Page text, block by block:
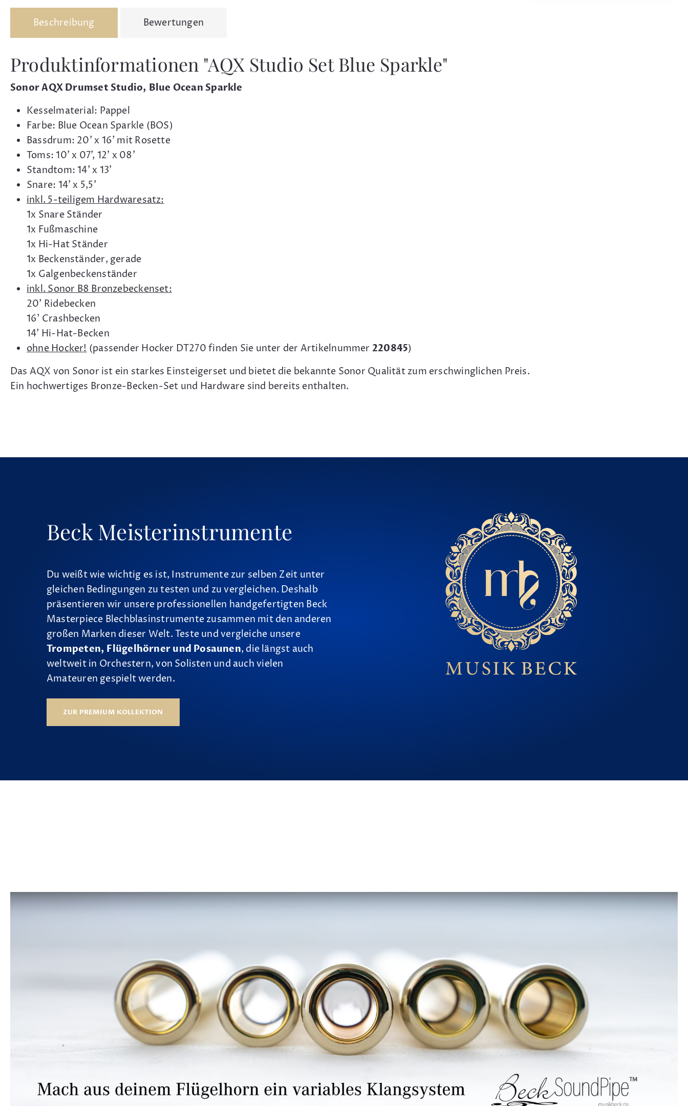
Beschreibung Bewertungen
Produktinformationen "AQX Studio Set Blue Sparkle"
Sonor AQX Drumset Studio, Blue Ocean Sparkle
Kesselmaterial: Pappel
Farbe: Blue Ocean Sparkle (BOS)
Bassdrum: 20' x 16' mit Rosette
Toms: 10' x 07', 12' x 08'
Standtom: 14' x 13'
Snare: 14' x 5,5'
inkl. 5-teiligem Hardwaresatz:
1x Snare Ständer
1x Fußmaschine
1x Hi-Hat Ständer
1x Beckenständer, gerade
1x Galgenbeckenständer
inkl. Sonor B8 Bronzebeckenset:
20' Ridebecken
16' Crashbecken
14' Hi-Hat-Becken
ohne Hocker!(passender Hocker DT270 finden Sie unter der Artikelnummer 220845)
Das AQX von Sonor ist ein starkes Einsteigerset und bietet die bekannte Sonor Qualität zum erschwinglichen Preis.
Ein hochwertiges Bronze-Becken-Set und Hardware sind bereits enthalten.
Beck Meisterinstrumente
Du weißt wie wichtig es ist, Instrumente zur selben Zeit unter
gleichen Bedingungen zu testen und zu vergleichen. Deshalb
präsentieren wir unsere professionellen handgefertigten Beck
Masterpiece Blechblasinstrumente zusammen mit den anderen
großen Marken dieser Welt. Teste und vergleiche unsere
Trompeten, Flügelhörner und Posaunen, die längst auch
weltweit in Orchestern, von Solisten und auch vielen
Amateuren gespielt werden.
ZUR PREMIUM KOLLEKTION